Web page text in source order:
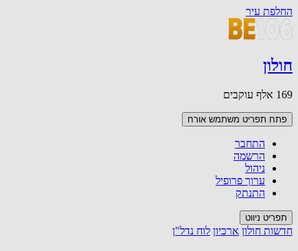
החלפת עיר
חולון
169 אלף עוקבים
פתח תפריט משתמש אורח
התחבר
הרשמה
ניהול
ערוך פרופיל
התנתק
תפריט ניווט
חדשות חולון ארכיון לוח נדל"ן